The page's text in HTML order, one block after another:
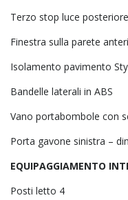
Terzo stop luce posteriore
Finestra sulla parete
Isolamento pavimento
Bandelle laterali in ABS
Vano portabombole con
Porta gavone sinistra –
EQUIPAGGIAMENTO
Posti letto 4